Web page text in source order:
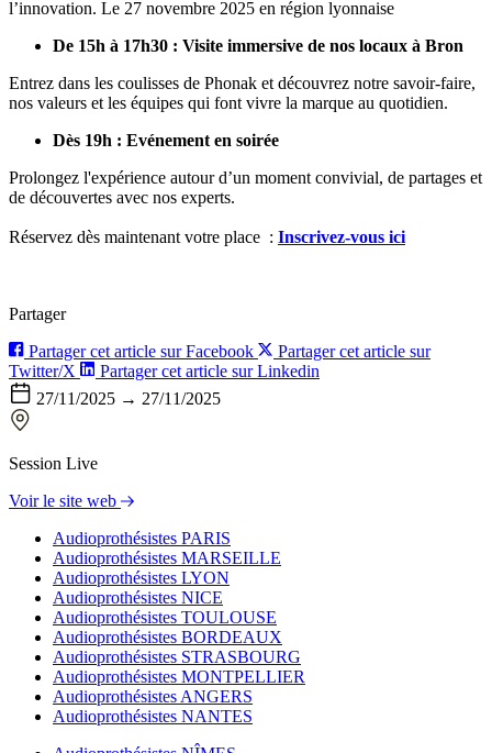
l’innovation. Le 27 novembre 2025 en région lyonnaise
De 15h à 17h30 : Visite immersive de nos locaux à Bron
Entrez dans les coulisses de Phonak et découvrez notre savoir-faire,
nos valeurs et les équipes qui font vivre la marque au quotidien.
Dès 19h : Evénement en soirée
Prolongez l'expérience autour d’un moment convivial, de partages et
de découvertes avec nos experts.
Réservez dès maintenant votre place : Inscrivez-vous ici
Partager
Partager cet article sur Facebook
Partager cet article sur
Twitter/X
Partager cet article sur Linkedin
27/11/2025 → 27/11/2025
Session Live
Voir le site web
Audioprothésistes PARIS
Audioprothésistes MARSEILLE
Audioprothésistes LYON
Audioprothésistes NICE
Audioprothésistes TOULOUSE
Audioprothésistes BORDEAUX
Audioprothésistes STRASBOURG
Audioprothésistes MONTPELLIER
Audioprothésistes ANGERS
Audioprothésistes NANTES